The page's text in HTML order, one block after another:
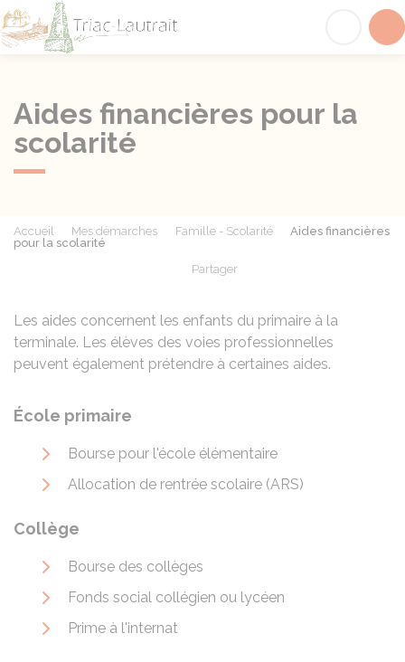
Aides financières pour la
scolarité
Accueil Mes démarches Famille - Scolarité
Aides financières
pour la scolarité
Partager
Les aides concernent les enfants du primaire à la
terminale. Les élèves des voies professionnelles
peuvent également prétendre à certaines aides.
École primaire
Bourse pour l'école élémentaire
Allocation de rentrée scolaire (ARS)
Collège
Bourse des collèges
Fonds social collégien ou lycéen
Prime à l'internat